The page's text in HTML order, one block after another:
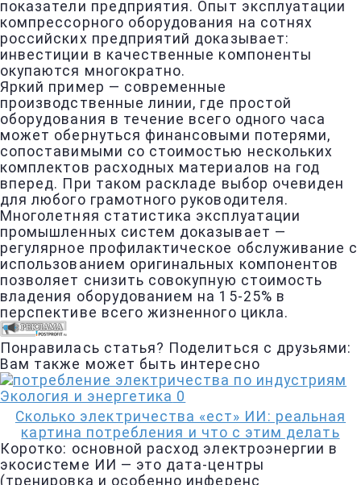
показатели предприятия. Опыт эксплуатации
компрессорного оборудования на сотнях
российских предприятий доказывает:
инвестиции в качественные компоненты
окупаются многократно.
Яркий пример — современные
производственные линии, где простой
оборудования в течение всего одного часа
может обернуться финансовыми потерями,
сопоставимыми со стоимостью нескольких
комплектов расходных материалов на год
вперед. При таком раскладе выбор очевиден
для любого грамотного руководителя.
Многолетняя статистика эксплуатации
промышленных систем доказывает —
регулярное профилактическое обслуживание с
использованием оригинальных компонентов
позволяет снизить совокупную стоимость
владения оборудованием на 15-25% в
перспективе всего жизненного цикла.
Понравилась статья? Поделиться с друзьями:
Вам также может быть интересно
Экология и энергетика 0
Сколько электричества «ест» ИИ: реальная
картина потребления и что с этим делать
Коротко: основной расход электроэнергии в
экосистеме ИИ — это дата-центры
(тренировка и особенно инференс